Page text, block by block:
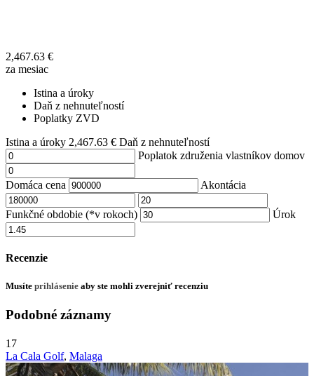
2,467.63 €
za mesiac
Istina a úroky
Daň z nehnuteľností
Poplatky ZVD
Istina a úroky 2,467.63 € Daň z nehnuteľností
Poplatok združenia vlastníkov domov
Domáca cena Akontácia
Funkčné obdobie (*v rokoch) Úrok
Recenzie
Musíte prihlásenie aby ste mohli zverejniť recenziu
Podobné záznamy
17
La Cala Golf, Malaga